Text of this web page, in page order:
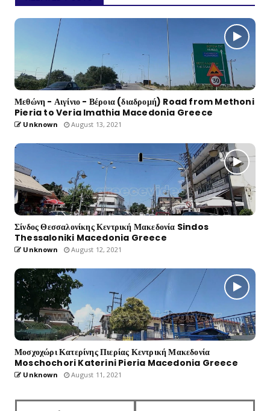
Μεθώνη - Αιγίνιο - Βέροια (διαδρομή) Road from Methoni
Pieria to Veria Imathia Macedonia Greece
Unknown August 13, 2021
Σίνδος Θεσσαλονίκης Κεντρική Μακεδονία Sindos
Thessaloniki Macedonia Greece
Unknown August 12, 2021
Μοσχοχώρι Κατερίνης Πιερίας Κεντρική Μακεδονία
Moschochori Katerini Pieria Macedonia Greece
Unknown August 11, 2021